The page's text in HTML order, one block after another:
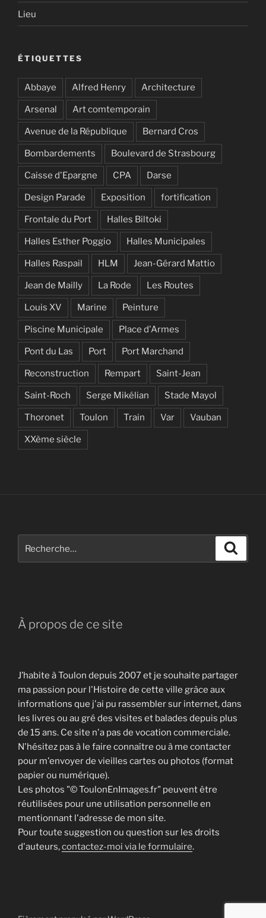
Lieu
ÉTIQUETTES
Abbaye Alfred Henry Architecture
Arsenal Art comtemporain
Avenue de la République Bernard Cros
Bombardements Boulevard de Strasbourg
Caisse d'Epargne CPA Darse
Design Parade Exposition fortification
Frontale du Port Halles Biltoki
Halles Esther Poggio Halles Municipales
Halles Raspail HLM Jean-Gérard Mattio
Jean de Mailly La Rode Les Routes
Louis XV Marine Peinture
Piscine Municipale Place d'Armes
Pont du Las Port Port Marchand
Reconstruction Rempart Saint-Jean
Saint-Roch Serge Mikélian Stade Mayol
Thoronet Toulon Train Var Vauban
XXème siècle
pour
À propos de ce site
J’habite à Toulon depuis 2007 et je souhaite partager
ma passion pour l'Histoire de cette ville grâce aux
informations que j'ai pu rassembler sur internet, dans
les livres ou au gré des visites et balades depuis plus
de 15 ans. Ce site n'a pas de vocation commerciale.
N'hésitez pas à le faire connaître ou à me contacter
pour m'envoyer de vieilles cartes ou photos (format
papier ou numérique).
Les photos "© ToulonEnImages.fr" peuvent être
réutilisées pour une utilisation personnelle en
mentionnant l'adresse de mon site.
Pour toute suggestion ou question sur les droits
d'auteurs,contactez-moi via le formulaire.